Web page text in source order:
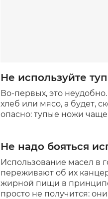
Не используйте
Во-первых, это
хлеб или мясо, а будет,
опасно: тупые ножи
Не надо бояться
Использование масел в
переживают об их
жирной пищи в
просто не получится: